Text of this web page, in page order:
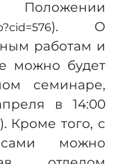
). О
работам и
можно будет
семинаре,
в 14:00
). Кроме того, с
можно